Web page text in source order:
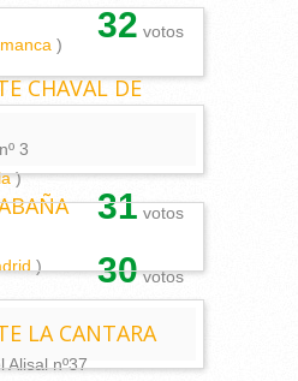
) 32 votos
CHAVAL DE
3
)
31 votos
) 30votos
LA CANTARA
Alisal nº37